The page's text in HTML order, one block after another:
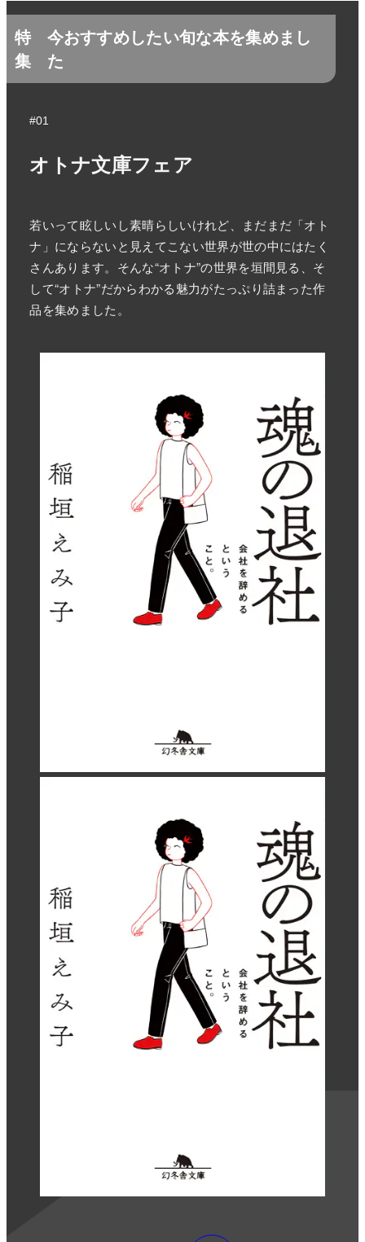
特
集
今おすすめしたい旬な本を集めまし
た
#01
オトナ文庫フェア
若いって眩しいし素晴らしいけれど、まだまだ「オト
ナ」にならないと見えてこない世界が世の中にはたく
さんあります。そんな“オトナ”の世界を垣間見る、そ
して“オトナ”だからわかる魅力がたっぷり詰まった作
品を集めました。